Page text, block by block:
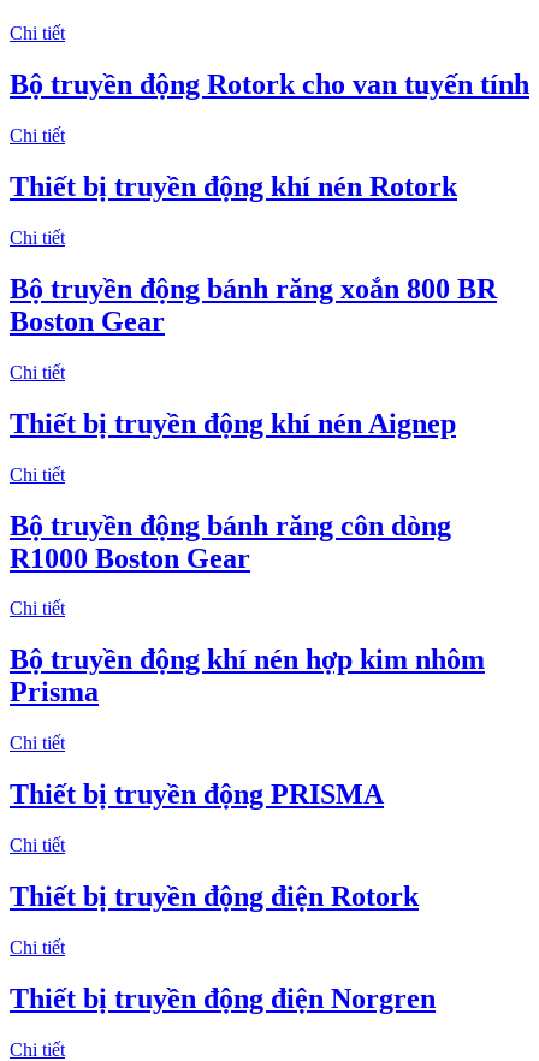
Chi tiết
Bộ truyền động Rotork cho van tuyến tính
Chi tiết
Thiết bị truyền động khí nén Rotork
Chi tiết
Bộ truyền động bánh răng xoắn 800 BR
Boston Gear
Chi tiết
Thiết bị truyền động khí nén Aignep
Chi tiết
Bộ truyền động bánh răng côn dòng
R1000 Boston Gear
Chi tiết
Bộ truyền động khí nén hợp kim nhôm
Prisma
Chi tiết
Thiết bị truyền động PRISMA
Chi tiết
Thiết bị truyền động điện Rotork
Chi tiết
Thiết bị truyền động điện Norgren
Chi tiết